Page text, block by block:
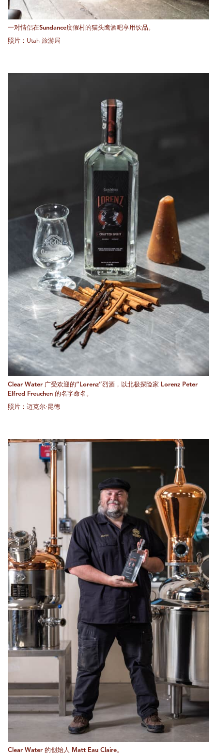
一对情侣在Sundance度假村的猫头鹰酒吧享用饮品。
照片：Utah 旅游局
Clear Water 广受欢迎的“Lorenz”烈酒，以北极探险家 Lorenz Peter
Elfred Freuchen 的名字命名。
照片：迈克尔·昆德
Clear Water 的创始人 Matt Eau Claire。